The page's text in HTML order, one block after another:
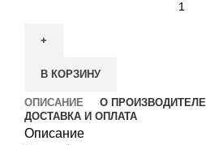
В КОРЗИНУ
ОПИСАНИЕ О ПРОИЗВОДИТЕЛЕ
ДОСТАВКА И ОПЛАТА
Описание